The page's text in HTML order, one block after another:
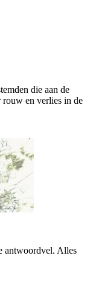
die aan de
rouw en verlies in de
antwoordvel. Alles